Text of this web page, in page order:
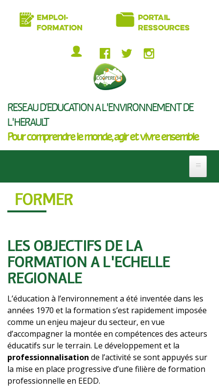
au
contenu
EMPLOI-
FORMATION
PORTAIL
RESSOURCES
MENU
COMPTE
L'UTILISATEUR
RÉSEAU D’ÉDUCATION À L'ENVIRONNEMENT DE
L'HÉRAULT
Pour comprendre le monde, agir et vivre ensemble
FORMER
Texte
LES OBJECTIFS DE LA
FORMATION À L'ÉCHELLE
RÉGIONALE
L’éducation à l’environnement a été inventée dans les
années 1970 et la formation s’est rapidement imposée
comme un enjeu majeur du secteur, en vue
d’accompagner la montée en compétences des acteurs
éducatifs sur le terrain. Le développement et la
professionnalisation de l’activité se sont appuyés sur
la mise en place progressive d’une filière de formation
professionnelle en EEDD.